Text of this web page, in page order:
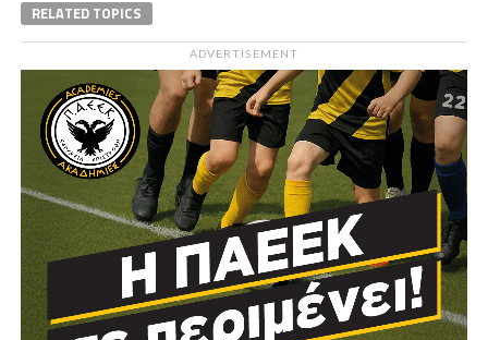
RELATED TOPICS
ADVERTISEMENT